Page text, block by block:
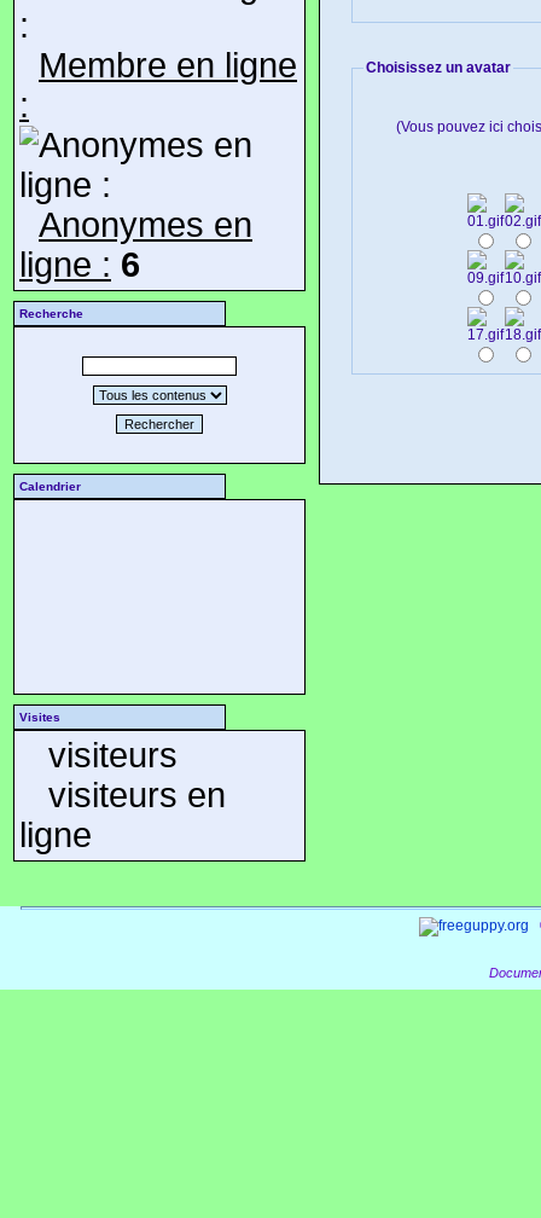
Membre en ligne
:
Anonymes en
ligne : 6
Recherche
Rechercher
Calendrier
Visites
visiteurs
visiteurs en
ligne
Choisissez un avatar
(Vous pouvez ici